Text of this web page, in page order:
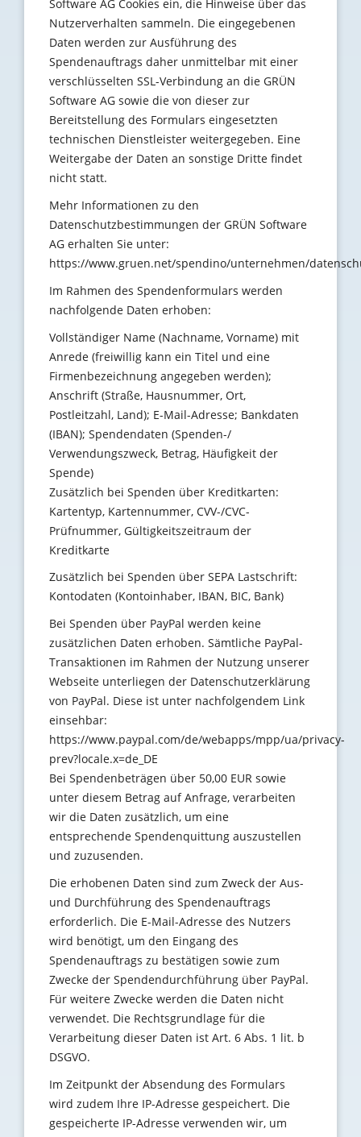
Software AG Cookies ein, die Hinweise über das
Nutzerverhalten sammeln. Die eingegebenen
Daten werden zur Ausführung des
Spendenauftrags daher unmittelbar mit einer
verschlüsselten SSL-Verbindung an die GRÜN
Software AG sowie die von dieser zur
Bereitstellung des Formulars eingesetzten
technischen Dienstleister weitergegeben. Eine
Weitergabe der Daten an sonstige Dritte findet
nicht statt.
Mehr Informationen zu den
Datenschutzbestimmungen der GRÜN Software
AG erhalten Sie unter:
https://www.gruen.net/spendino/unternehmen/
Im Rahmen des Spendenformulars werden
nachfolgende Daten erhoben:
Vollständiger Name (Nachname, Vorname) mit
Anrede (freiwillig kann ein Titel und eine
Firmenbezeichnung angegeben werden);
Anschrift (Straße, Hausnummer, Ort,
Postleitzahl, Land); E-Mail-Adresse; Bankdaten
(IBAN); Spendendaten (Spenden-/
Verwendungszweck, Betrag, Häufigkeit der
Spende)
Zusätzlich bei Spenden über Kreditkarten:
Kartentyp, Kartennummer, CVV-/CVC-
Prüfnummer, Gültigkeitszeitraum der
Kreditkarte
Zusätzlich bei Spenden über SEPA Lastschrift:
Kontodaten (Kontoinhaber, IBAN, BIC, Bank)
Bei Spenden über PayPal werden keine
zusätzlichen Daten erhoben. Sämtliche PayPal-
Transaktionen im Rahmen der Nutzung unserer
Webseite unterliegen der Datenschutzerklärung
von PayPal. Diese ist unter nachfolgendem Link
einsehbar:
https://www.paypal.com/de/webapps/mpp/ua/privacy-
prev?locale.x=de_DE
Bei Spendenbeträgen über 50,00 EUR sowie
unter diesem Betrag auf Anfrage, verarbeiten
wir die Daten zusätzlich, um eine
entsprechende Spendenquittung auszustellen
und zuzusenden.
Die erhobenen Daten sind zum Zweck der Aus-
und Durchführung des Spendenauftrags
erforderlich. Die E-Mail-Adresse des Nutzers
wird benötigt, um den Eingang des
Spendenauftrags zu bestätigen sowie zum
Zwecke der Spendendurchführung über PayPal.
Für weitere Zwecke werden die Daten nicht
verwendet. Die Rechtsgrundlage für die
Verarbeitung dieser Daten ist Art. 6 Abs. 1 lit. b
DSGVO.
Im Zeitpunkt der Absendung des Formulars
wird zudem Ihre IP-Adresse gespeichert. Die
gespeicherte IP-Adresse verwenden wir, um